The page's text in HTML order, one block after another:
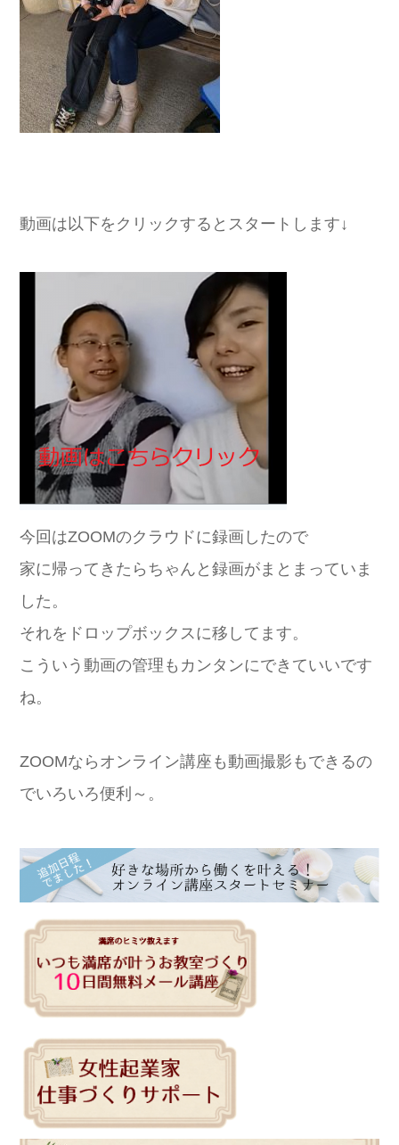
動画は以下をクリックするとスタートします↓
今回はZOOMのクラウドに録画したので
家に帰ってきたらちゃんと録画がまとまっていま
した。
それをドロップボックスに移してます。
こういう動画の管理もカンタンにできていいです
ね。
ZOOMならオンライン講座も動画撮影もできるの
でいろいろ便利～。